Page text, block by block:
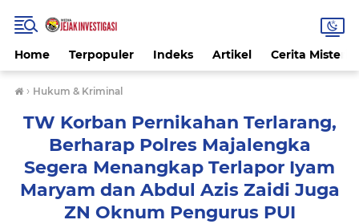
Home Terpopuler Indeks Artikel Cerita Misteri
› Hukum & Kriminal
TW Korban Pernikahan Terlarang,
Berharap Polres Majalengka
Segera Menangkap Terlapor Iyam
Maryam dan Abdul Azis Zaidi Juga
ZN Oknum Pengurus PUI